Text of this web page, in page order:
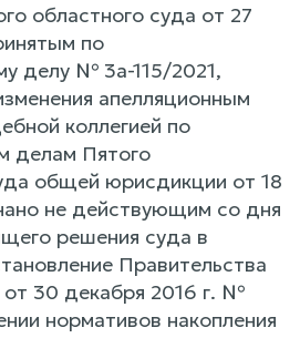
областного суда от 27
по
делу № 3а-115/2021,
апелляционным
коллегией по
делам Пятого
общей юрисдикции от 18
не действующим со дня
решения суда в
Правительства
от 30 декабря 2016 г. №
нормативов накопления